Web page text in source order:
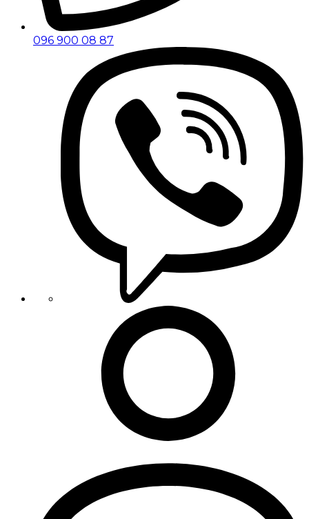
096 900 08 87